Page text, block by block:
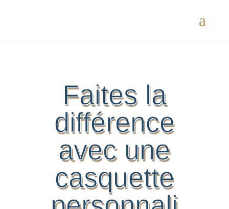
Faites la
différence
avec une
casquette